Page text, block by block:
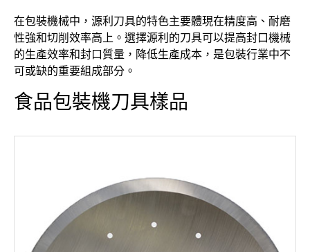
在包裝機械中，源利刀具的特色主要體現在精度高、耐磨
性強和切削效率高上。選擇源利的刀具可以提高封口機械
的生產效率和封口質量，降低生產成本，是包裝行業中不
可或缺的重要組成部分。
食品包裝機刀具樣品
橡塑膠機械刀具
電子及光學產業刀具
聯絡我們